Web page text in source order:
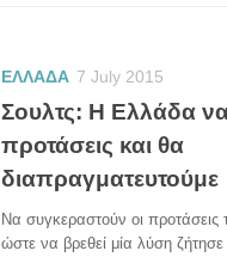
ΕΛΛΑΔΑ 7 July 2015
Σουλτς: Η Ελλάδα
προτάσεις και θα
διαπραγματευτούμε
Να συγκεραστούν οι
ώστε να βρεθεί μία λύση